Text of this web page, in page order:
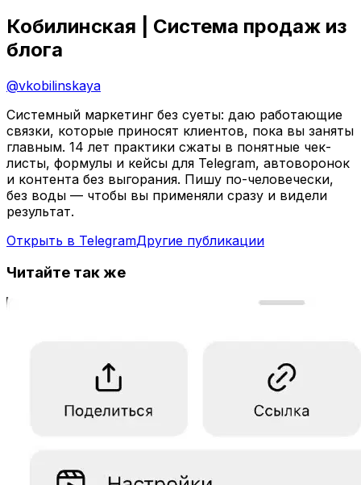
Кобилинская | Система продаж из
блога
@vkobilinskaya
Системный маркетинг без суеты: даю работающие
связки, которые приносят клиентов, пока вы заняты
главным. 14 лет практики сжаты в понятные чек-
листы, формулы и кейсы для Telegram, автоворонок
и контента без выгорания. Пишу по-человечески,
без воды — чтобы вы применяли сразу и видели
результат.
Открыть в TelegramДругие публикации
Читайте так же